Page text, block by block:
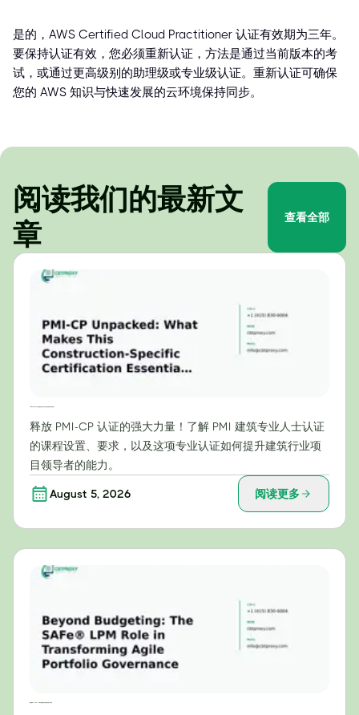
是的，AWS Certified Cloud Practitioner 认证有效期为三年。
要保持认证有效，您必须重新认证，方法是通过当前版本的考
试，或通过更高级别的助理级或专业级认证。重新认证可确保
您的 AWS 知识与快速发展的云环境保持同步。
阅读我们的最新文
章
查看全部
释放 PMI-CP 认证的强大力量！了解 PMI 建筑专业人士认证
的课程设置、要求，以及这项专业认证如何提升建筑行业项
目领导者的能力。
August 5, 2026 阅读更多